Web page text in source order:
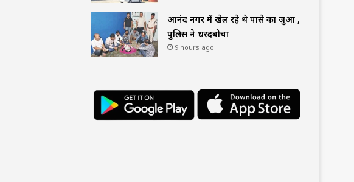
आनंद नगर में खेल रहे थे पासे का जुआ ,
पुलिस ने धरदबोचा
9 hours ago